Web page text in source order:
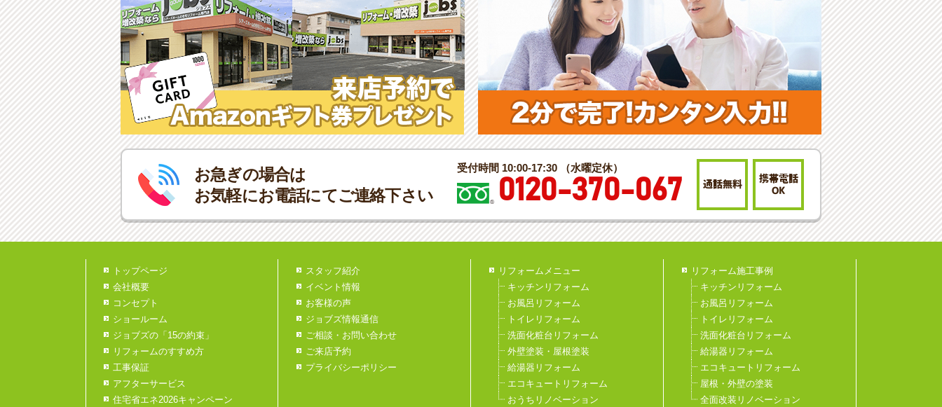
お急ぎの場合は
お気軽にお電話にてご連絡下さい
受付時間 10:00-17:30 （水曜定休）
0120-370-067 通話無料
携帯電話
OK
トップページ
会社概要
コンセプト
ショールーム
ジョブズの「15の約束」
リフォームのすすめ方
工事保証
アフターサービス
住宅省エネ2026キャンペーン
スタッフ紹介
イベント情報
お客様の声
ジョブズ情報通信
ご相談・お問い合わせ
ご来店予約
プライバシーポリシー
リフォームメニュー
キッチンリフォーム
お風呂リフォーム
トイレリフォーム
洗面化粧台リフォーム
外壁塗装・屋根塗装
給湯器リフォーム
エコキュートリフォーム
おうちリノベーション
リフォーム施工事例
キッチンリフォーム
お風呂リフォーム
トイレリフォーム
洗面化粧台リフォーム
給湯器リフォーム
エコキュートリフォーム
屋根・外壁の塗装
全面改装リノベーション